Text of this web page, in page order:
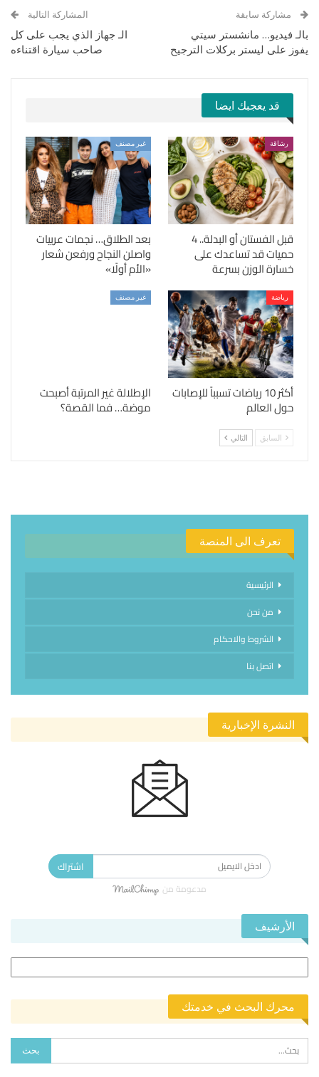
مشاركة سابقة
بالـ فيديو… مانشستر سيتي
يفوز على ليستر بركلات الترجيح
المشاركة التالية
الـ جهاز الذي يجب على كل
صاحب سيارة اقتناءه
قد يعجبك ايضا
رشاقة
قبل الفستان أو البدلة.. 4
حميات قد تساعدك على
خسارة الوزن بسرعة
غير مصنف
بعد الطلاق… نجمات عربيات
واصلن النجاح ورفعن شعار
«الأم أولًا»
رياضة
أكثر 10 رياضات تسبباً للإصابات
حول العالم
غير مصنف
الإطلالة غير المرتبة أصبحت
موضة… فما القصة؟
السابق التالي
تعرف الى المنصة
الرئيسية
من نحن
الشروط والاحكام
اتصل بنا
النشرة الإخبارية
اشتراك
مدعومة من
الأرشيف
محرك البحث في خدمتك